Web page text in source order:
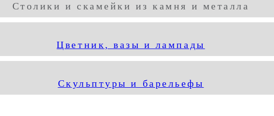
Столики и скамейки из камня и металла
Цветник, вазы и лампады
Скульптуры и барельефы